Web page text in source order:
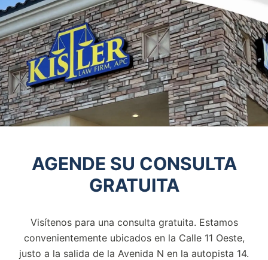
AGENDE SU CONSULTA
GRATUITA
Visítenos para una consulta gratuita. Estamos
convenientemente ubicados en la Calle 11 Oeste,
justo a la salida de la Avenida N en la autopista 14.